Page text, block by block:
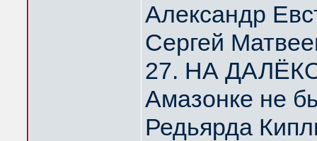
Александр
Сергей
27. НА
Амазонке не
Редьярда